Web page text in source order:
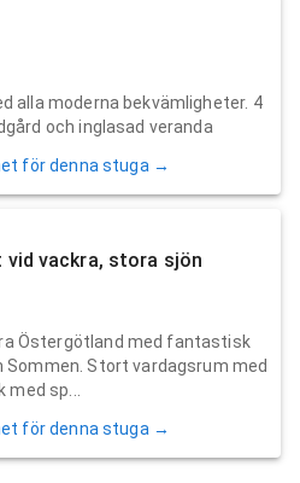
alla moderna bekvämligheter. 4
och inglasad veranda
för denna stuga →
vid vackra, stora sjön
Östergötland med fantastisk
Stort vardagsrum med
sp...
för denna stuga →